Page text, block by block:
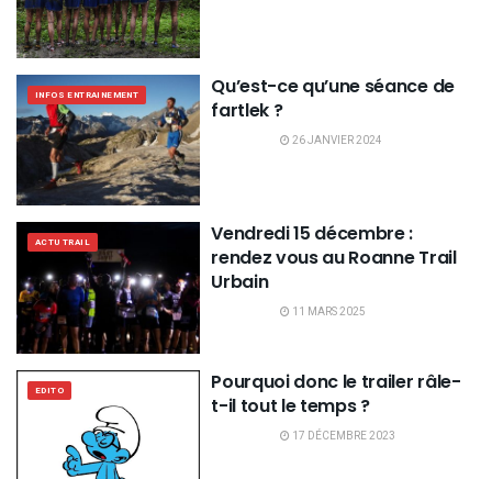
INFOS ENTRAINEMENT
Qu’est-ce qu’une séance de
fartlek ?
26 JANVIER 2024
ACTU TRAIL
Vendredi 15 décembre :
rendez vous au Roanne Trail
Urbain
11 MARS 2025
EDITO
Pourquoi donc le trailer râle-
t-il tout le temps ?
17 DÉCEMBRE 2023